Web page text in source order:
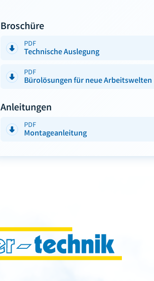
Broschüre
PDF
Technische Auslegung
PDF
Bürolösungen für neue Arbeitswelten
Anleitungen
PDF
Montageanleitung